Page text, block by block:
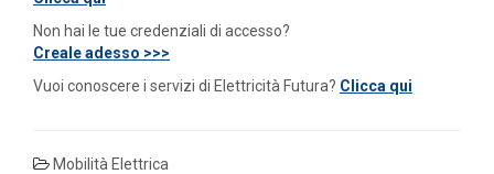
Non hai le tue credenziali di accesso?
Creale adesso >>>
Vuoi conoscere i servizi di Elettricità Futura? Clicca qui
Mobilità Elettrica